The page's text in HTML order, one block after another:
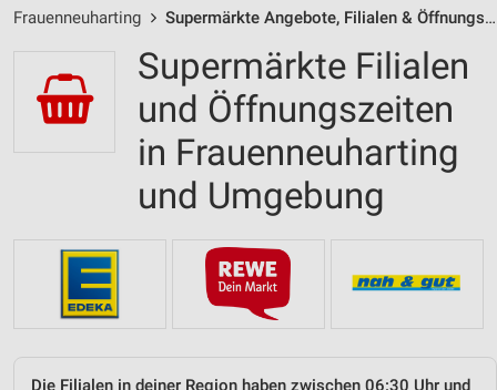
Frauenneuharting Supermärkte Angebote, Filialen & Öffnungszeiten
Supermärkte Filialen
und Öffnungszeiten
in Frauenneuharting
und Umgebung
Die Filialen in deiner Region haben zwischen 06:30 Uhr und